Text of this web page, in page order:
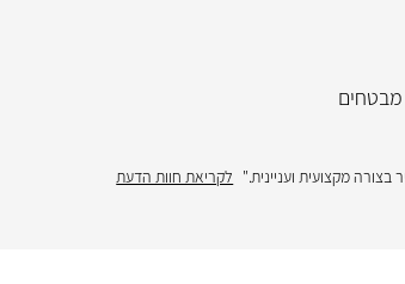
מבטחים
מקצועית ועניינית." לקריאת חוות הדעת